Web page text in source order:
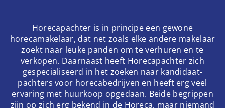
Horecapachter is in principe een gewone
horecamakelaar, dat net zoals elke andere makelaar
zoekt naar leuke panden om te verhuren en te
verkopen. Daarnaast heeft Horecapachter zich
gespecialiseerd in het zoeken naar kandidaat-
pachters voor horecabedrijven en heeft erg veel
ervaring met huurkoop opgedaan. Beide begrippen
zijn op zich erg bekend in de Horeca, maar niemand